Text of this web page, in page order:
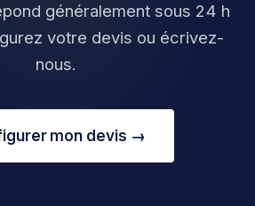
généralement sous 24 h
votre devis ou écrivez-
nous.
mon devis →